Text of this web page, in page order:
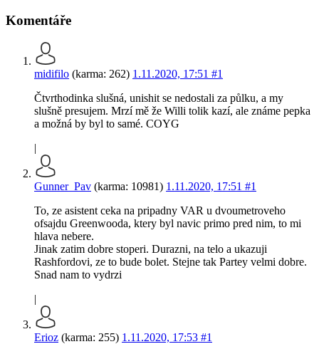
Komentáře
midifilo (karma: 262) 1.11.2020, 17:51 #1
Čtvrthodinka slušná, unishit se nedostali za půlku, a my
slušně presujem. Mrzí mě že Willi tolik kazí, ale známe pepka
a možná by byl to samé. COYG
|
Gunner_Pav (karma: 10981) 1.11.2020, 17:51 #1
To, ze asistent ceka na pripadny VAR u dvoumetroveho
ofsajdu Greenwooda, ktery byl navic primo pred nim, to mi
hlava nebere.
Jinak zatim dobre stoperi. Durazni, na telo a ukazuji
Rashfordovi, ze to bude bolet. Stejne tak Partey velmi dobre.
Snad nam to vydrzi
|
Erioz (karma: 255) 1.11.2020, 17:53 #1